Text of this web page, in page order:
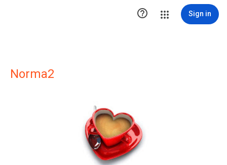
 Sign in
Norma2